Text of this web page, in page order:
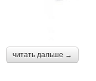
читать дальше →